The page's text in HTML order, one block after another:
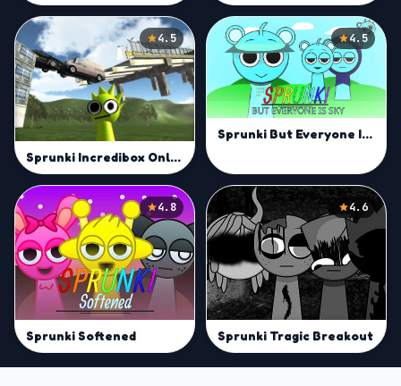
4.5
Sprunki Incredibox Only Up
4.5
Sprunki But Everyone Is Sky
4.8
Sprunki Softened
4.6
Sprunki Tragic Breakout